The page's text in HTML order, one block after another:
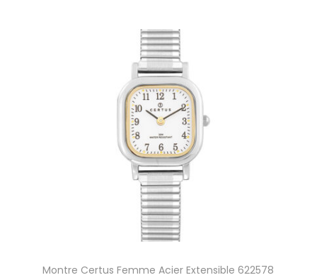
Montre Certus Femme Acier Extensible 622578